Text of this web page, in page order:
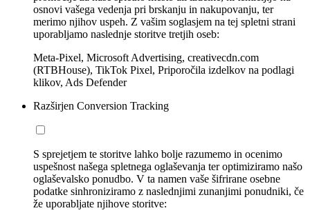
osnovi vašega vedenja pri brskanju in nakupovanju, ter
merimo njihov uspeh. Z vašim soglasjem na tej spletni strani
uporabljamo naslednje storitve tretjih oseb:
Meta-Pixel, Microsoft Advertising, creativecdn.com
(RTBHouse), TikTok Pixel, Priporočila izdelkov na podlagi
klikov, Ads Defender
Razširjen Conversion Tracking
S sprejetjem te storitve lahko bolje razumemo in ocenimo
uspešnost našega spletnega oglaševanja ter optimiziramo našo
oglaševalsko ponudbo. V ta namen vaše šifrirane osebne
podatke sinhroniziramo z naslednjimi zunanjimi ponudniki, če
že uporabljate njihove storitve: